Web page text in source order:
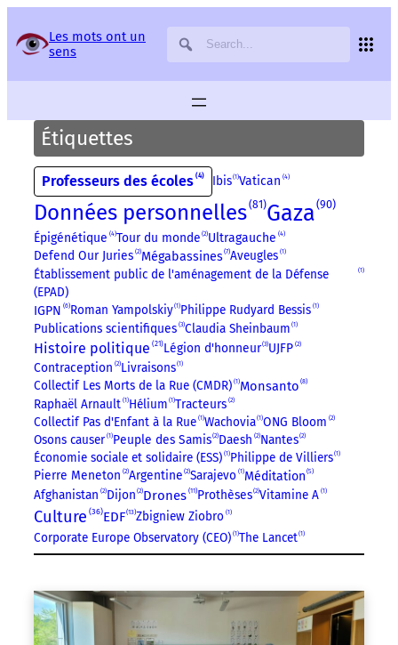
Les mots ont un
sens
Étiquettes
Professeurs des écoles 4 Ibis 1 Vatican 4
Données personnelles 81 Gaza 90
Épigénétique 4 Tour du monde 2 Ultragauche 4
Defend Our Juries 2 Mégabassines 7 Aveugles 1
Établissement public de l'aménagement de la Défense
(EPAD)
1
IGPN 6 Roman Yampolskiy 1 Philippe Rudyard Bessis 1
Publications scientifiques 3 Claudia Sheinbaum 1
Histoire politique 21 Légion d'honneur 3 UJFP 2
Contraception 2 Livraisons 1
Collectif Les Morts de la Rue (CMDR) 1 Monsanto 8
Raphaël Arnault 1 Hélium 1 Tracteurs 2
Collectif Pas d'Enfant à la Rue 1 Wachovia 1 ONG Bloom 2
Osons causer 1 Peuple des Samis 2 Daesh 2 Nantes 2
Économie sociale et solidaire (ESS) 1 Philippe de Villiers 1
Pierre Meneton 2 Argentine 2 Sarajevo 1 Méditation 5
Afghanistan 2 Dijon 2 Drones 11 Prothèses 2 Vitamine A 1
Culture 36 EDF 13 Zbigniew Ziobro 1
Corporate Europe Observatory (CEO) 1 The Lancet 1
Panneau de gestion des services